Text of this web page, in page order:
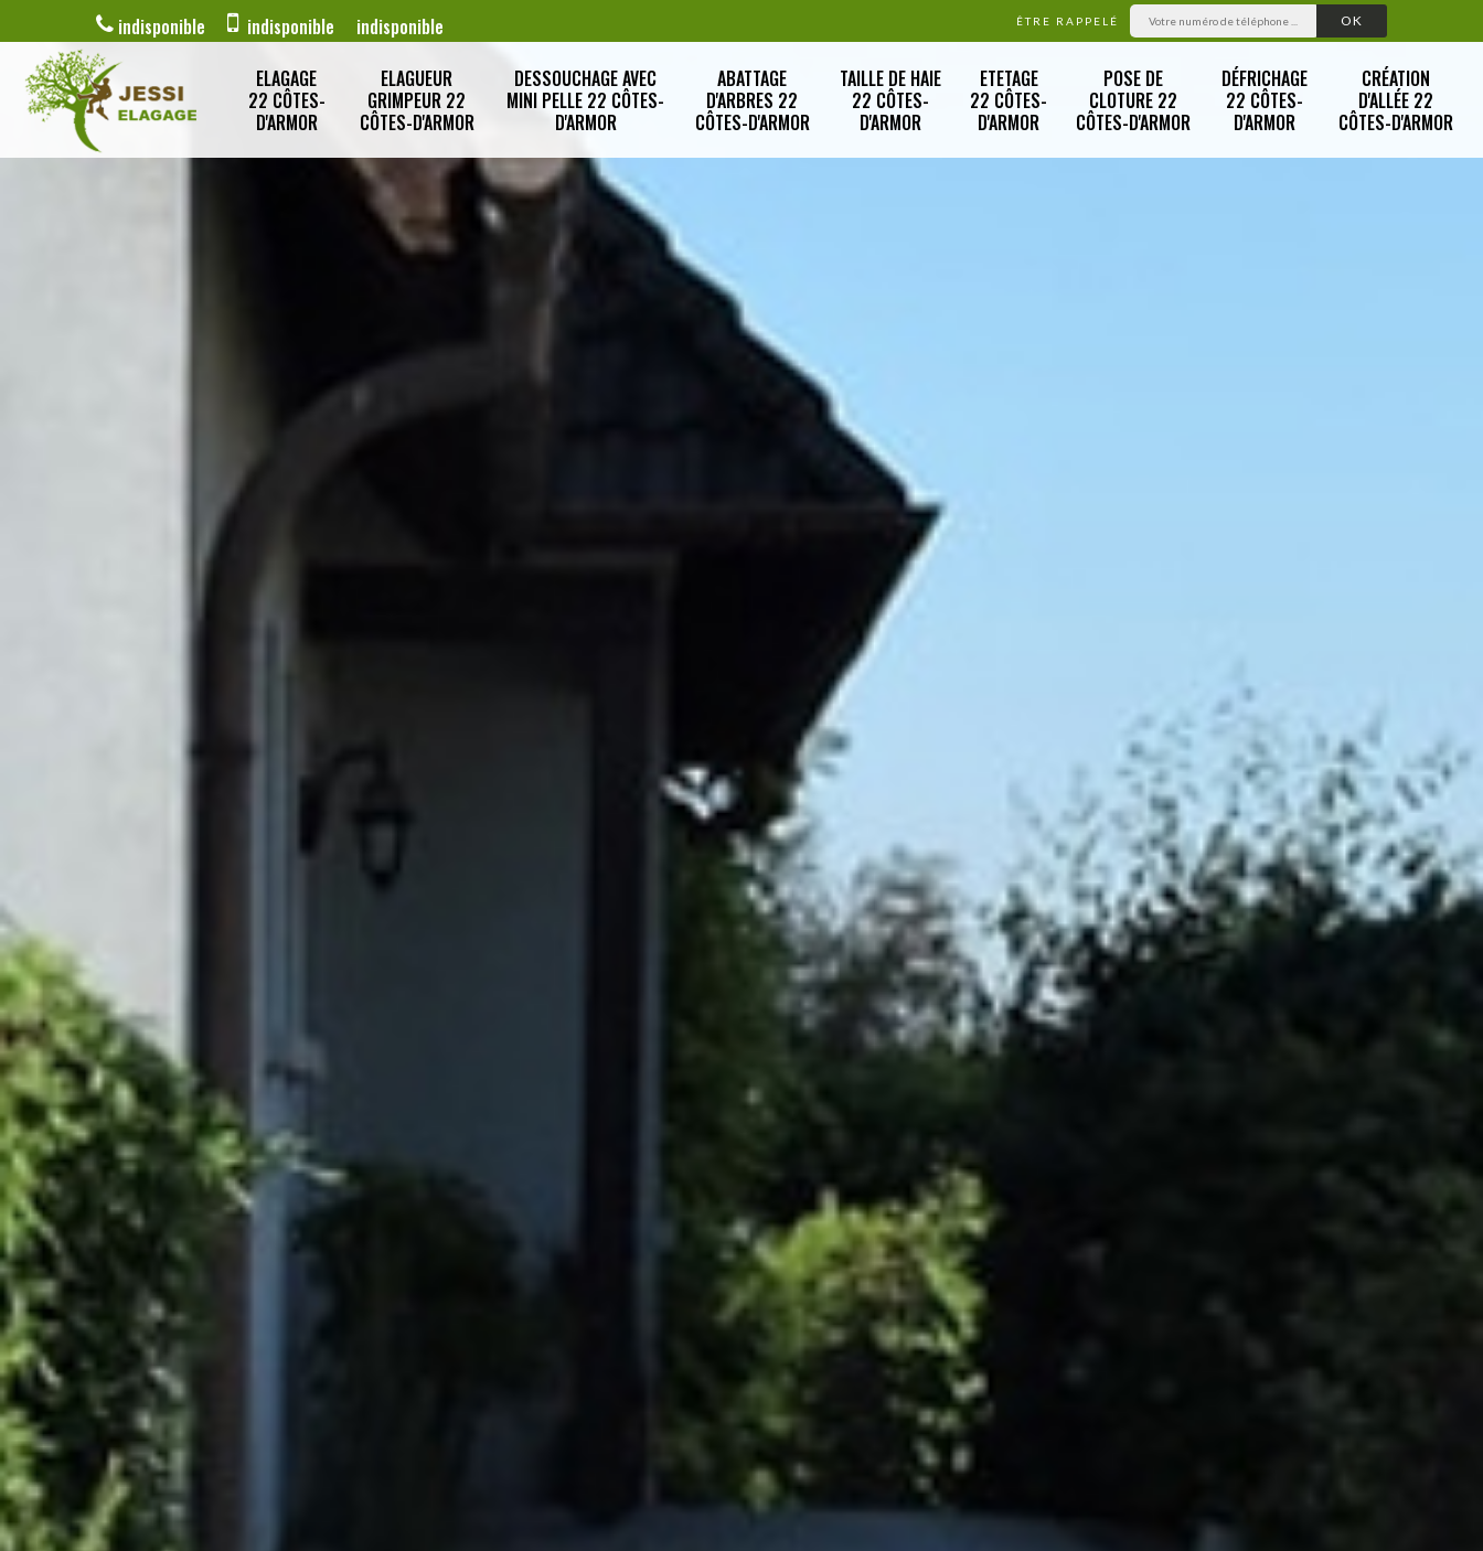
indisponible indisponible indisponible ÊTRE RAPPELÉ
ELAGAGE
22 CÔTES-
D'ARMOR
ELAGUEUR
GRIMPEUR 22
CÔTES-D'ARMOR
DESSOUCHAGE AVEC
MINI PELLE 22 CÔTES-
D'ARMOR
ABATTAGE
D'ARBRES 22
CÔTES-D'ARMOR
TAILLE DE HAIE
22 CÔTES-
D'ARMOR
ETETAGE
22 CÔTES-
D'ARMOR
POSE DE
CLOTURE 22
CÔTES-D'ARMOR
DÉFRICHAGE
22 CÔTES-
D'ARMOR
CRÉATION
D'ALLÉE 22
CÔTES-D'ARMOR